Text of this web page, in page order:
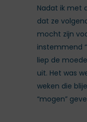
Nadat ik met
dat ze
mocht zijn
instemmend
liep de
uit. Het was
weken die
“mogen”